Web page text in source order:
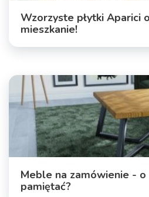
Wzorzyste płytki Aparici
mieszkanie!
Meble na zamówienie -
pamiętać?